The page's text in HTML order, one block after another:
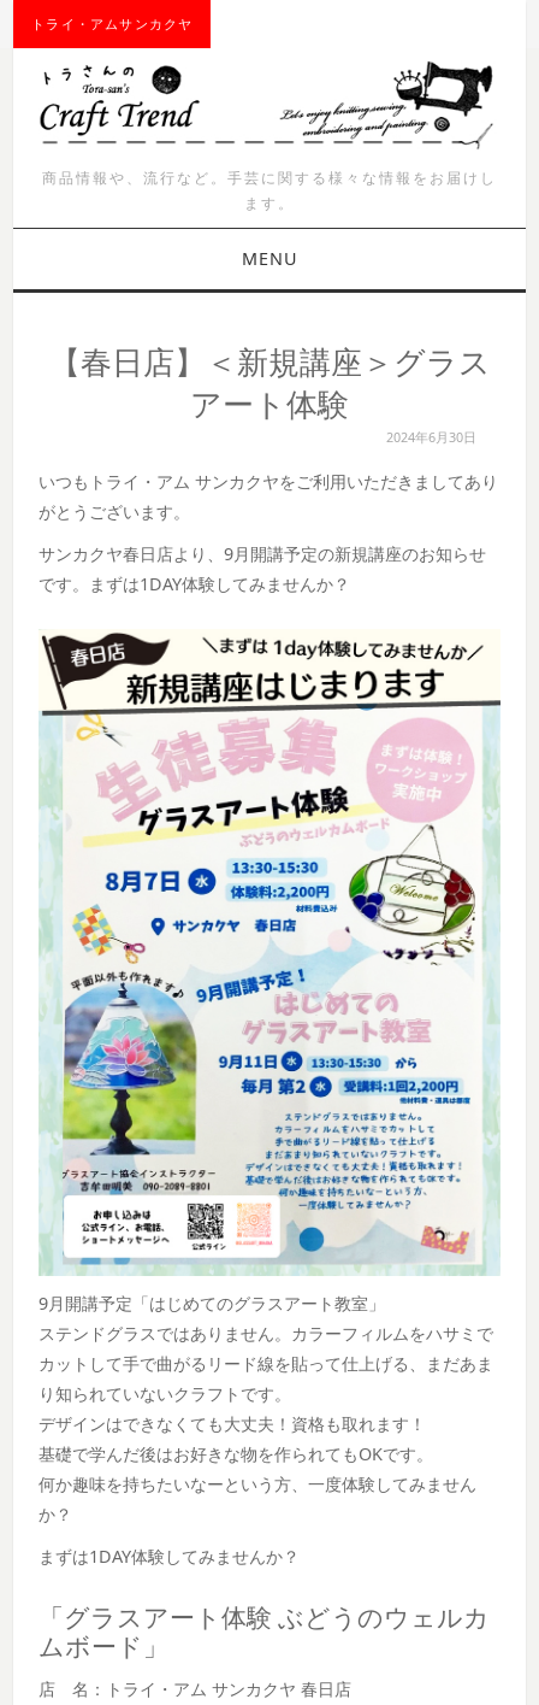
トライ・アムサンカクヤ
商品情報や、流行など。手芸に関する様々な情報をお届けし
ます。
MENU
商品紹介
ワークショップ
【春日店】＜新規講座＞グラス
アート体験
2024年6月30日
いつもトライ・アム サンカクヤをご利用いただきましてあり
がとうございます。
サンカクヤ春日店より、9月開講予定の新規講座のお知らせ
です。まずは1DAY体験してみませんか？
9月開講予定「はじめてのグラスアート教室」
ステンドグラスではありません。カラーフィルムをハサミで
カットして手で曲がるリード線を貼って仕上げる、まだあま
り知られていないクラフトです。
デザインはできなくても大丈夫！資格も取れます！
基礎で学んだ後はお好きな物を作られてもOKです。
何か趣味を持ちたいなーという方、一度体験してみません
か？
まずは1DAY体験してみませんか？
「グラスアート体験 ぶどうのウェルカ
ムボード」
店 名：トライ・アム サンカクヤ 春日店